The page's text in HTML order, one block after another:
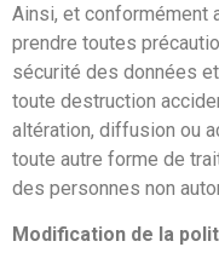
Ainsi, et conformément
prendre toutes
sécurité des données
toute destruction
altération, diffusion ou
toute autre forme de
des personnes non
Modification de la